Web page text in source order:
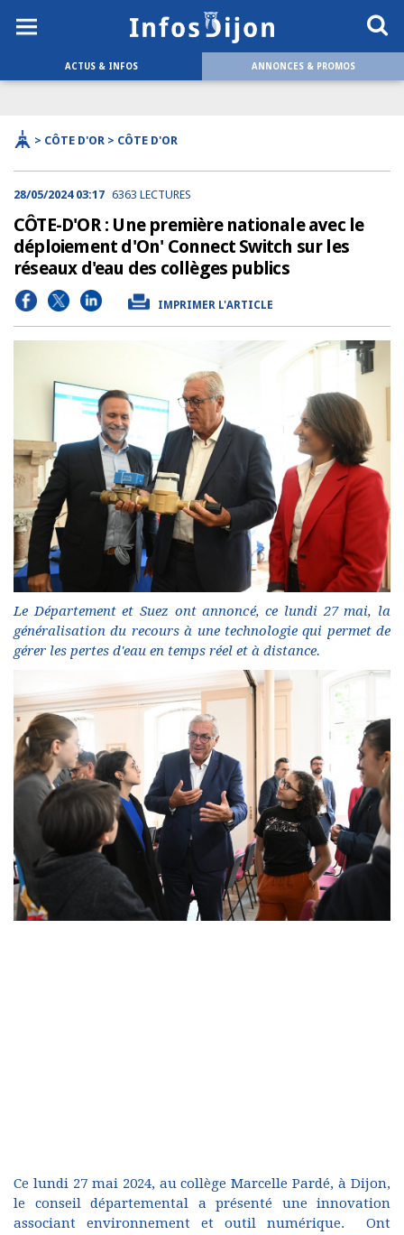
ACTUS & INFOS ANNONCES & PROMOS
> CÔTE D'OR > CÔTE D'OR
28/05/2024 03:17 6363 LECTURES
CÔTE-D'OR : Une première nationale avec le
déploiement d'On' Connect Switch sur les
réseaux d'eau des collèges publics
IMPRIMER L'ARTICLE
Le Département et Suez ont annoncé, ce lundi 27 mai, la
généralisation du recours à une technologie qui permet de
gérer les pertes d'eau en temps réel et à distance.
Ce lundi 27 mai 2024, au collège Marcelle Pardé, à Dijon,
le conseil départemental a présenté une innovation
associant environnement et outil numérique. Ont